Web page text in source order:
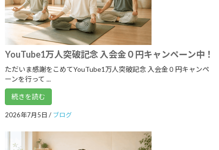
2024年1月
2023年12月
2023年11月
2023年10月
2023年9月
2023年8月
2023年5月
YouTube1万人突破記念 入会金０円キャンペーン中！
ただいま感謝をこめてYouTube1万人突破記念 入会金０円キャンペ
ーンを行って ...
続きを読む
2026年7月5日 / ブログ